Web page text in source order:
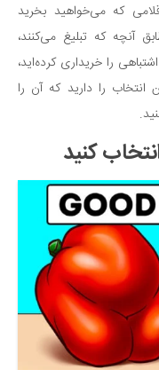
که می‌خواهید بخرید
آنچه که تبلیغ می‌کنند،
را خریداری کرده‌اید،
را دارید که آن را